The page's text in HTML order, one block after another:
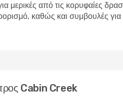
μερικές από τις κορυφαίες
καθώς και συμβουλές για
προς Cabin Creek